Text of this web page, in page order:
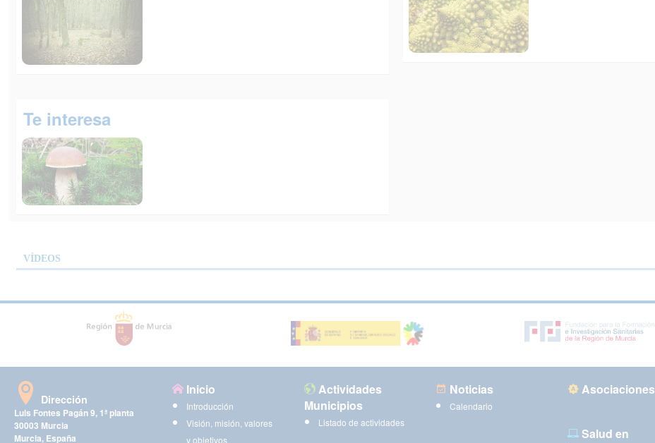
Te interesa
VÍDEOS
Dirección
Luis Fontes Pagán 9, 1ª planta
30003 Murcia
Murcia, España
Inicio
Introducción
Visión, misión, valores
y objetivos
Actividades
Municipios
Listado de actividades
Noticias
Calendario
Asociaciones
Salud en